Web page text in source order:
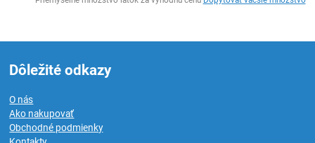
Dôležité odkazy
O nás
Ako nakupovať
Obchodné podmienky